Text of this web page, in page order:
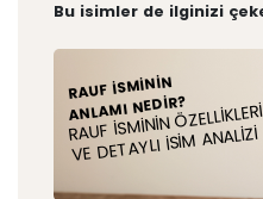
Bu isimler de ilginizi
RAUF İSMININ
ANLAMI NEDIR?
RAUF İSMININ ÖZELLIKLERI
VE DETAYLI İSIM ANALIZI